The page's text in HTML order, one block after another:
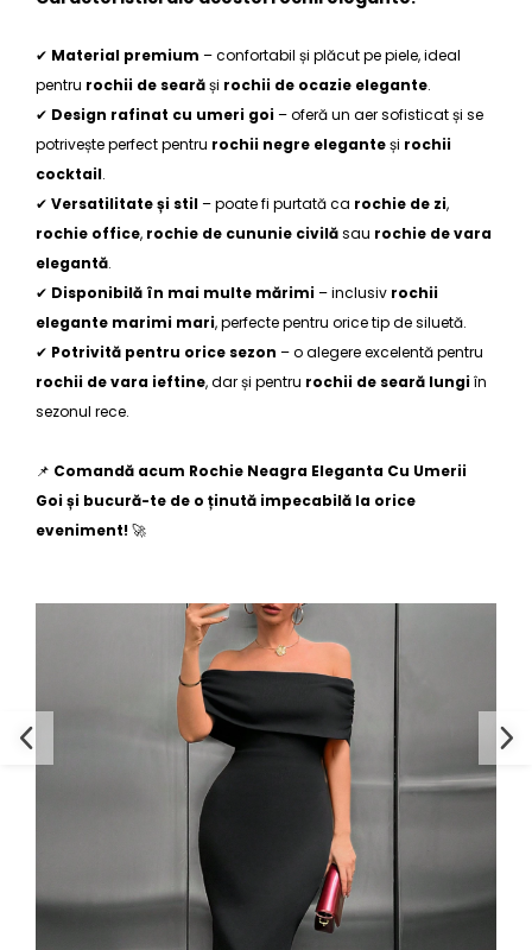
✔ Material premium – confortabil și plăcut pe piele, ideal
pentru rochii de searăși rochii de ocazie elegante.
✔ Design rafinat cu umeri goi– oferă un aer sofisticat și se
potrivește perfect pentru rochii negre eleganteși rochii
cocktail.
✔ Versatilitate și stil– poate fi purtată ca rochie de zi,
rochie office, rochie de cununie civilăsau rochie de vara
elegantă.
✔ Disponibilă în mai multe mărimi– inclusiv rochii
elegante marimi mari, perfecte pentru orice tip de siluetă.
✔ Potrivită pentru orice sezon – o alegere excelentă pentru
rochii de vara ieftine, dar și pentru rochii de seară lungiîn
sezonul rece.
📌 Comandă acum Rochie Neagra Eleganta Cu Umerii
Goiși bucură-te de o ținută impecabilă la orice
eveniment!🚀